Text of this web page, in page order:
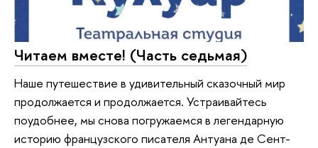
Читаем вместе! (Часть седьмая)
Наше путешествие в удивительный сказочный мир
продолжается и продолжается. Устраивайтесь
поудобнее, мы снова погружаемся в легендарную
историю французского писателя Антуана де Сент-